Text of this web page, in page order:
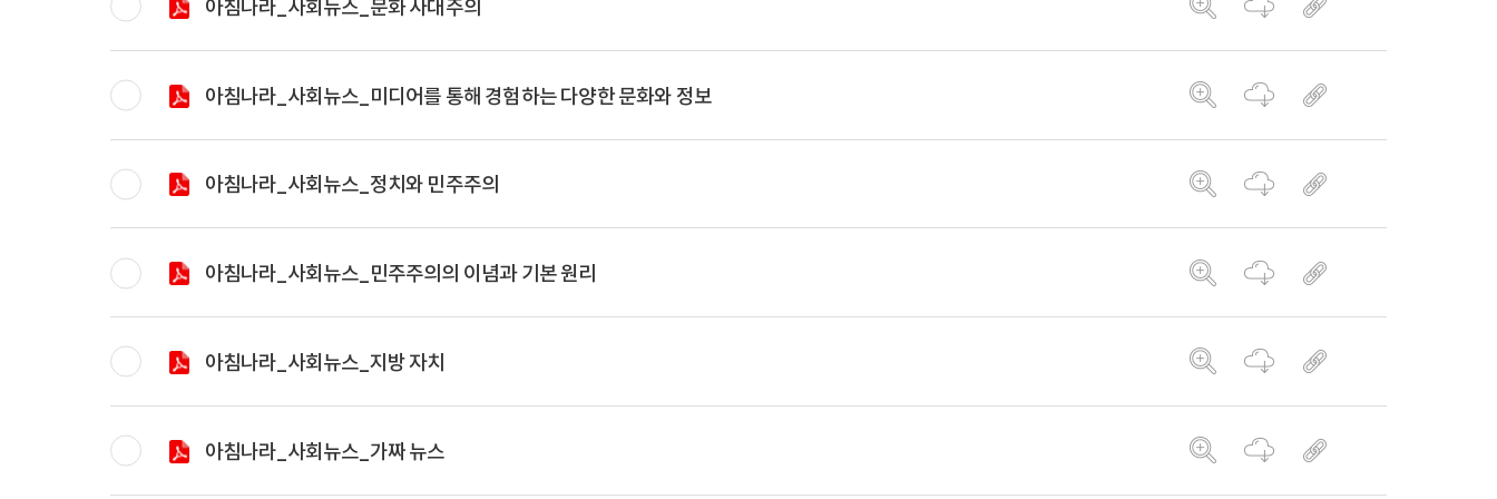
아침나라_사회뉴스_문화 사대주의
아침나라_사회뉴스_미디어를 통해 경험하는 다양한 문화와 정보
아침나라_사회뉴스_정치와 민주주의
아침나라_사회뉴스_민주주의의 이념과 기본 원리
아침나라_사회뉴스_지방 자치
아침나라_사회뉴스_가짜 뉴스